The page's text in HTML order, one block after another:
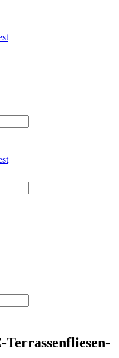
Terrassenfliesen-